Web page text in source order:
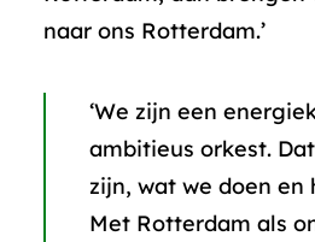
naar ons Rotterdam.’
‘We zijn een
ambitieus orkest.
zijn, wat we doen en
Met Rotterdam als